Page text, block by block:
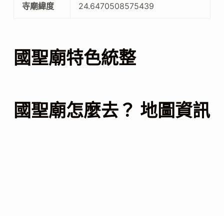
寺廟緯度 24.6470508575439
國聖廟特色統整
國聖廟怎麼去？ 地圖資訊